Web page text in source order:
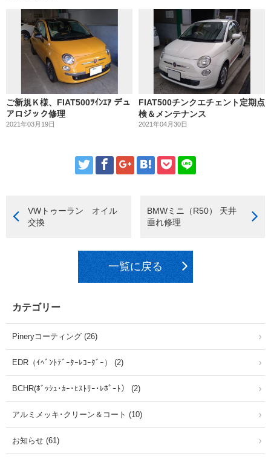
ご新規Ｋ様、FIAT500ﾂｲﾝｴｱ デュ
アロジック修理
2021年03月19日
FIAT500チンクエチェント定期点
検＆メンテナンス
2021年04月30日
VWトゥーラン オイル
交換
BMWミニ（R50） 天井
垂れ修理
一覧に戻る
カテゴリー
Pineryコーティング (26)
EDR（ｲﾍﾞﾝﾄﾃﾞｰﾀｰﾚｺｰﾀﾞｰ） (2)
BCHR(ﾎﾞｯｼｭ･ｶｰ･ﾋｽﾄﾘｰ･ﾚﾎﾟｰﾄ） (2)
アルミメッキ･クリーン＆コート (10)
お知らせ (61)